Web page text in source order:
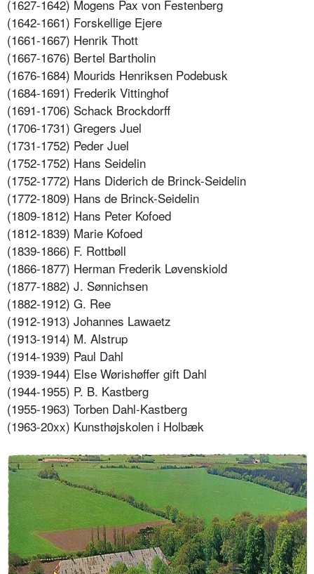
(1627-1642) Mogens Pax von Festenberg
(1642-1661) Forskellige Ejere
(1661-1667) Henrik Thott
(1667-1676) Bertel Bartholin
(1676-1684) Mourids Henriksen Podebusk
(1684-1691) Frederik Vittinghof
(1691-1706) Schack Brockdorff
(1706-1731) Gregers Juel
(1731-1752) Peder Juel
(1752-1752) Hans Seidelin
(1752-1772) Hans Diderich de Brinck-Seidelin
(1772-1809) Hans de Brinck-Seidelin
(1809-1812) Hans Peter Kofoed
(1812-1839) Marie Kofoed
(1839-1866) F. Rottbøll
(1866-1877) Herman Frederik Løvenskiold
(1877-1882) J. Sønnichsen
(1882-1912) G. Ree
(1912-1913) Johannes Lawaetz
(1913-1914) M. Alstrup
(1914-1939) Paul Dahl
(1939-1944) Else Wørishøffer gift Dahl
(1944-1955) P. B. Kastberg
(1955-1963) Torben Dahl-Kastberg
(1963-20xx) Kunsthøjskolen i Holbæk